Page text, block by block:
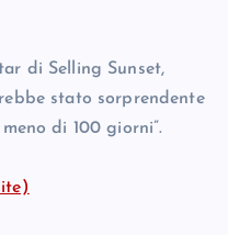
di Selling Sunset,
stato sorprendente
di 100 giorni”.